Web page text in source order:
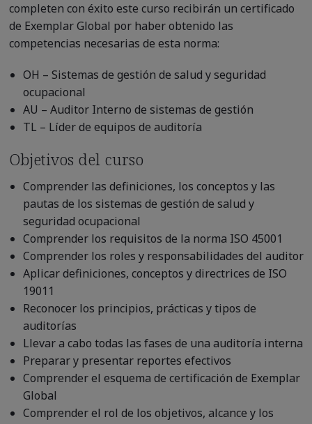
completen con éxito este curso recibirán un certificado
de Exemplar Global por haber obtenido las
competencias necesarias de esta norma:
OH – Sistemas de gestión de salud y seguridad
ocupacional
AU – Auditor Interno de sistemas de gestión
TL – Líder de equipos de auditoría
Objetivos del curso
Comprender las definiciones, los conceptos y las
pautas de los sistemas de gestión de salud y
seguridad ocupacional
Comprender los requisitos de la norma ISO 45001
Comprender los roles y responsabilidades del auditor
Aplicar definiciones, conceptos y directrices de ISO
19011
Reconocer los principios, prácticas y tipos de
auditorías
Llevar a cabo todas las fases de una auditoría interna
Preparar y presentar reportes efectivos
Comprender el esquema de certificación de Exemplar
Global
Comprender el rol de los objetivos, alcance y los